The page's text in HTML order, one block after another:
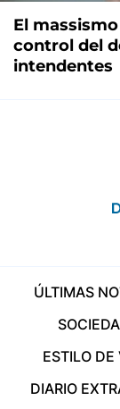
El
control del
intendentes
ÚLTIMAS
ESTILO DE
DIARIO